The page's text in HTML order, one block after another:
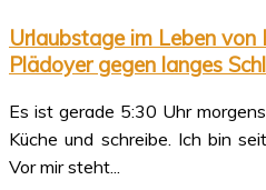
Urlaubstage im Leben von
Plädoyer gegen langes
Es ist gerade 5:30 Uhr
Küche und schreibe. Ich bin
Vor mir steht...